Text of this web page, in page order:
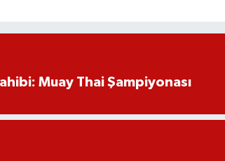
Muay Thai Şampiyonası